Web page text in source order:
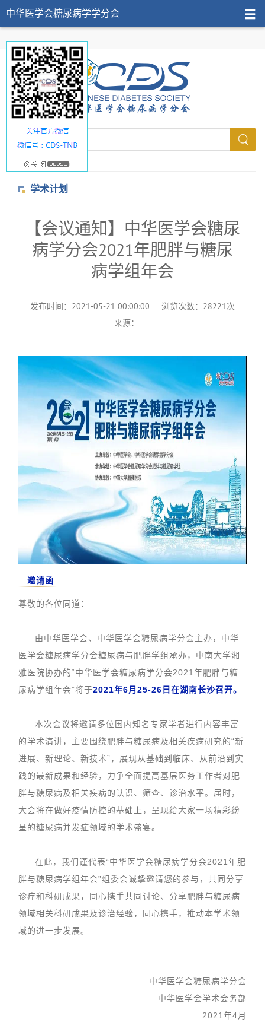
中华医学会糖尿病学学分会
学术计划
【会议通知】中华医学会糖尿
病学分会2021年肥胖与糖尿
病学组年会
发布时间：2021-05-21 00:00:00
浏览次数：28221次
来源：
邀请函
尊敬的各位同道：
由中华医学会、中华医学会糖尿病学分会主办，中华
医学会糖尿病学分会糖尿病与肥胖学组承办，中南大学湘
雅医院协办的“中华医学会糖尿病学分会2021年肥胖与糖
尿病学组年会”将于2021年6月25-26日在湖南长沙召开。
本次会议将邀请多位国内知名专家学者进行内容丰富
的学术演讲，主要围绕肥胖与糖尿病及相关疾病研究的“新
进展、新理论、新技术”，展现从基础到临床、从前沿到实
践的最新成果和经验，力争全面提高基层医务工作者对肥
胖与糖尿病及相关疾病的认识、筛查、诊治水平。届时，
大会将在做好疫情防控的基础上，呈现给大家一场精彩纷
呈的糖尿病并发症领域的学术盛宴。
在此，我们谨代表“中华医学会糖尿病学分会2021年肥
胖与糖尿病学组年会”组委会诚挚邀请您的参与，共同分享
诊疗和科研成果，同心携手共同讨论、分享肥胖与糖尿病
领域相关科研成果及诊治经验，同心携手，推动本学术领
域的进一步发展。
中华医学会糖尿病学分会
中华医学会学术会务部
2021年4月